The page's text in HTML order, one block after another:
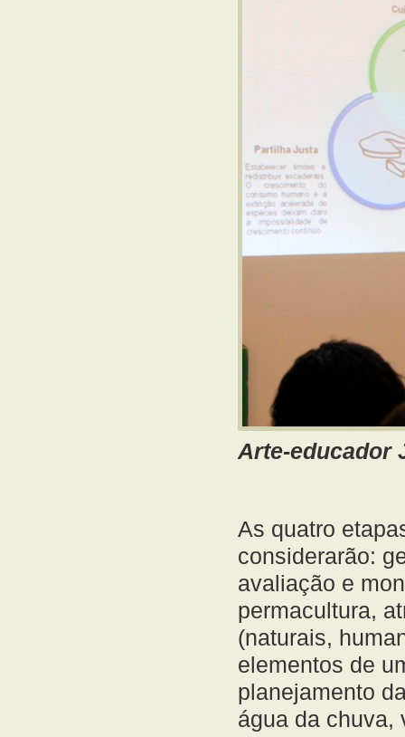
Arte-educador
As quatro
considerarão:
avaliação e
permacultura,
(naturais,
elementos de
planejamento
água da chuva,